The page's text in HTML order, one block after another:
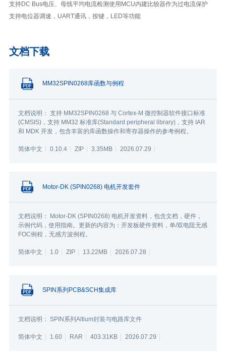
支持DC Bus电压、母线平均电流检测使用MCU内建比较器作为过电流保护
支持电位器调速，UART通讯，按键，LED等功能
文档下载
MM32SPIN0268库函数与例程
文档说明： 支持 MM32SPIN0268 与 Cortex-M 微控制器软件接口标准
(CMSIS)，支持 MM32 标准库(Standard peripheral library)，支持 IAR
和 MDK 开发，包含丰富的库函数操作和寄存器操作的参考例程。
简体中文 0.10.4 ZIP 3.35MB 2026.07.29
Motor-DK (SPIN0268) 电机开发套件
文档说明： Motor-DK (SPIN0268) 电机开发资料，包含文档，硬件，
示例代码，使用指南。更新的内容为：开发板硬件资料，单/双电阻无感
FOC例程，无感方波例程。
简体中文 1.0 ZIP 13.22MB 2026.07.28
SPIN系列PCB&SCH集成库
文档说明： SPIN系列Altium封装与电路库文件
简体中文 1.60 RAR 403.31KB 2026.07.29